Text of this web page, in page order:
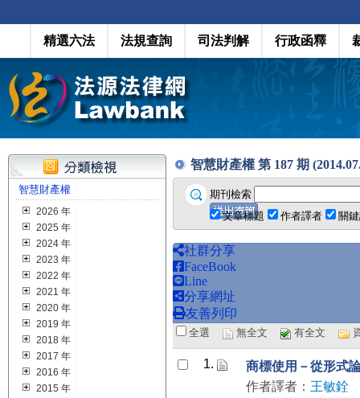
精選六法 法規查詢 司法判解 行政函釋
智慧財產權
2026 年
2025 年
2024 年
2023 年
2022 年
2021 年
2020 年
2019 年
2018 年
2017 年
2016 年
2015 年
智慧財產權 第 187 期
期刊檢索
文章標題
作者譯者 關
社群分享
FaceBook
Line
分享網址
友善列印
全選 無全文 有全文
1.
商標使用－從形式
作者譯者： 王敏銓